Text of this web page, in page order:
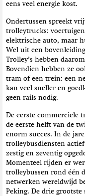
eens veel energie kost.
Ondertussen spreekt
trolleytrucks:
elektrische auto, maar
Wel uit een
Trolley’s hebben
Bovendien hebben ze
tram of een trein: een
kan veel sneller en
geen rails nodig.
De eerste commerciële
de eerste helft van de
enorm succes. In de
trolleybusdiensten
zestig en zeventig
Momenteel rijden er
trolleybussen rond één
netwerken wereldwijd
Peking. De drie